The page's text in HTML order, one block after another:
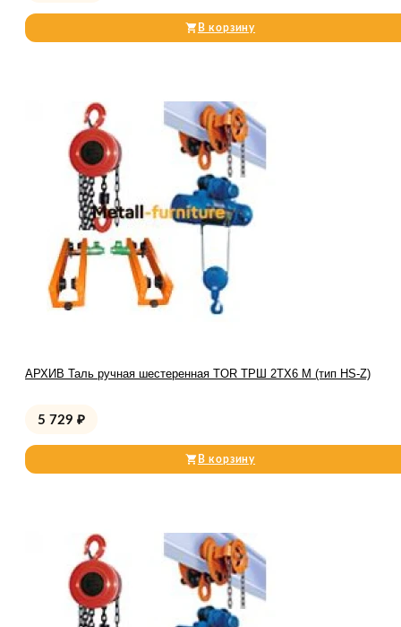
В корзину
АРХИВ Таль ручная шестеренная TOR ТРШ 2ТХ6 М (тип HS-Z)
5 729 ₽
В корзину